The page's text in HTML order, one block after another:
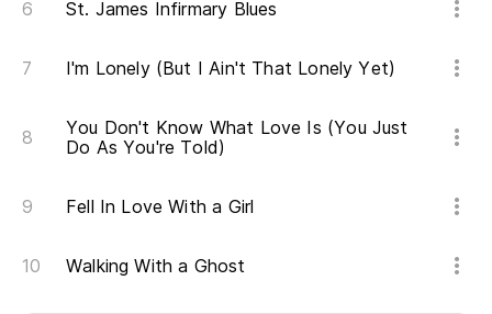
St. James Infirmary Blues
I'm Lonely (But I Ain't That Lonely Yet)
You Don't Know What Love Is (You Just
Do As You're Told)
Fell In Love With a Girl
Walking With a Ghost